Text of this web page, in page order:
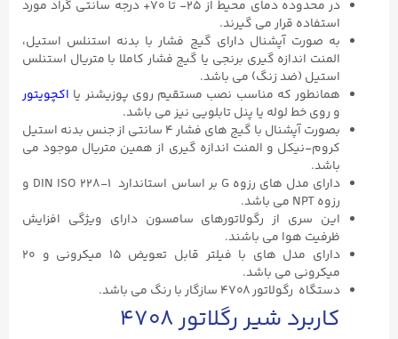
در محدوده دمای محیط از ۲۵- تا ۷۰+ درجه سانتی گراد مورد
استفاده قرار می گیرند.
به صورت آپشنال دارای گیج فشار با بدنه استنلس استیل،
المنت اندازه گیری برنجی یا گیج فشار کاملا با متریال استنلس
استیل (ضد زنگ) می باشد.
همانطور که مناسب نصب مستقیم روی پوزیشنر یا اکچویتور
و روی خط لوله یا پنل تابلویی نیز می باشد.
بصورت آپشنال با گیج های فشار ۴ سانتی از جنس بدنه استیل
کروم-نیکل و المنت اندازه گیری از همین متریال موجود می
باشد.
دارای مدل های رزوه G بر اساس استاندارد ۱-DIN ISO ۲۲۸ و
رزوه NPT می باشد.
این سری از رگولاتورهای سامسون دارای ویژگی افزایش
ظرفیت هوا می باشند.
دارای مدل های با فیلتر قابل تعویض ۱۵ میکرونی و ۲۰
میکرونی می باشد.
دستگاه رگولاتور ۴۷۰۸ سازگار با رنگ می باشد.
کاربرد شیر رگلاتور ۴۷۰۸